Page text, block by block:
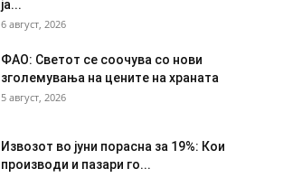
ја...
6 август, 2026
ФАО: Светот се соочува со нови
зголемувања на цените на храната
5 август, 2026
Извозот во јуни порасна за 19%: Кои
производи и пазари го...